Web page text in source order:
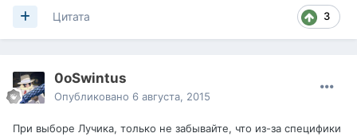
3
Цитата
0oSwintus
Опубликовано 6 августа, 2015
При выборе Лучика, только не забывайте, что из-за специфики